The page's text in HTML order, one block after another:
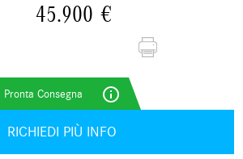
45.900 €
info_outline
RICHIEDI PIÙ INFO